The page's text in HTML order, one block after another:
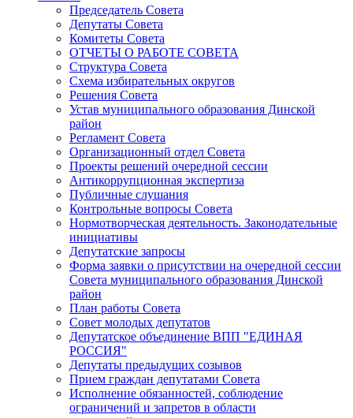
Председатель Совета
Депутаты Совета
Комитеты Совета
ОТЧЕТЫ О РАБОТЕ СОВЕТА
Структура Совета
Схема избирательных округов
Решения Совета
Устав муниципального образования Динской
район
Регламент Совета
Организационный отдел Совета
Проекты решений очередной сессии
Антикоррупционная экспертиза
Публичные слушания
Контрольные вопросы Совета
Нормотворческая деятельность. Законодательные
инициативы
Депутатские запросы
Форма заявки о присутствии на очередной сессии
Совета муниципального образования Динской
район
План работы Совета
Совет молодых депутатов
Депутатское объединение ВПП "ЕДИНАЯ
РОССИЯ"
Депутаты предыдущих созывов
Прием граждан депутатами Совета
Исполнение обязанностей, соблюдение
ограничений и запретов в области